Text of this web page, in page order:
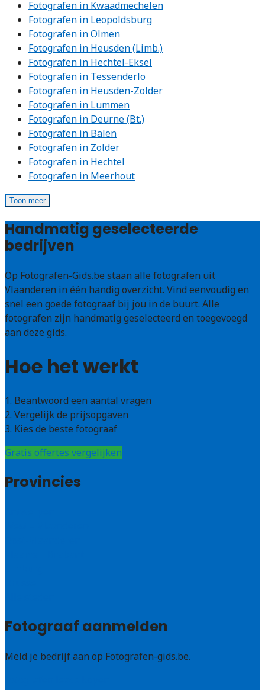
Fotografen in Kwaadmechelen
Fotografen in Leopoldsburg
Fotografen in Olmen
Fotografen in Heusden (Limb.)
Fotografen in Hechtel-Eksel
Fotografen in Tessenderlo
Fotografen in Heusden-Zolder
Fotografen in Lummen
Fotografen in Deurne (Bt.)
Fotografen in Balen
Fotografen in Zolder
Fotografen in Hechtel
Fotografen in Meerhout
Toon meer
Handmatig geselecteerde
bedrijven
Op Fotografen-Gids.be staan alle fotografen uit
Vlaanderen in één handig overzicht. Vind eenvoudig en
snel een goede fotograaf bij jou in de buurt. Alle
fotografen zijn handmatig geselecteerd en toegevoegd
aan deze gids.
Hoe het werkt
1. Beantwoord een aantal vragen
2. Vergelijk de prijsopgaven
3. Kies de beste fotograaf
Gratis offertes vergelijken
Provincies
Fotograaf aanmelden
Meld je bedrijf aan op Fotografen-gids.be.